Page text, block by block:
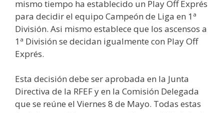
mismo tiempo ha establecido un Play Off Exprés
para decidir el equipo Campeón de Liga en 1ª
División. Asi mismo establece que los ascensos a
1ª División se decidan igualmente con Play Off
Exprés.
Esta decisión debe ser aprobada en la Junta
Directiva de la RFEF y en la Comisión Delegada
que se reúne el Viernes 8 de Mayo. Todas estas